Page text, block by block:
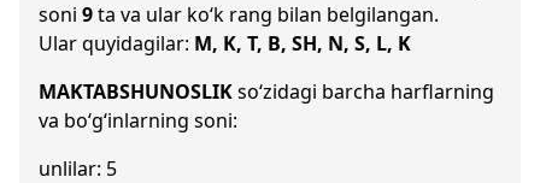
soni 9ta va ular ko‘k rang bilan belgilangan.
Ular quyidagilar: M, K, T, B, SH, N, S, L, K
MAKTABSHUNOSLIKso‘zidagi barcha harflarning
va bo‘g‘inlarning soni:
unlilar: 5